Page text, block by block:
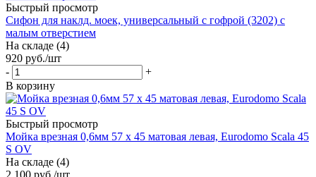
Быстрый просмотр
Сифон для наклд. моек, универсальный с гофрой (3202) с
малым отверстием
На складе (4)
920 руб./шт
-
+
В корзину
Быстрый просмотр
Мойка врезная 0,6мм 57 х 45 матовая левая, Eurodomo Scala 45
S OV
На складе (4)
2 100 руб. /шт